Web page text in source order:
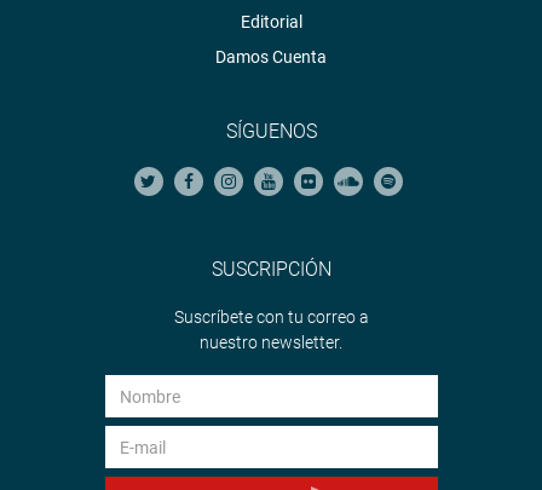
Editorial
Damos Cuenta
SÍGUENOS
SUSCRIPCIÓN
Suscríbete con tu correo a
nuestro newsletter.